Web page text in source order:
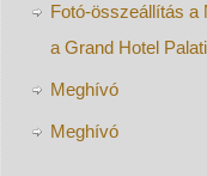
Fotó-összeállítás a
a Grand Hotel
Meghívó
Meghívó